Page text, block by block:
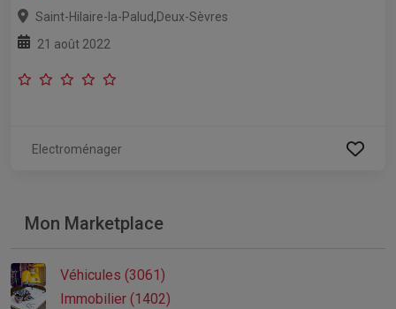
Saint-Hilaire-la-Palud,Deux-Sèvres
21 août 2022
Electroménager
Mon Marketplace
Véhicules (3061)
Immobilier (1402)